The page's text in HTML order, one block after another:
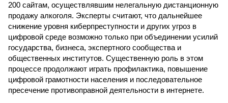
200 сайтам, осуществлявшим нелегальную дистанционную
продажу алкоголя. Эксперты считают, что дальнейшее
снижение уровня киберпреступности и других угроз в
цифровой среде возможно только при объединении усилий
государства, бизнеса, экспертного сообщества и
общественных институтов. Существенную роль в этом
процессе продолжают играть профилактика, повышение
цифровой грамотности населения и последовательное
пресечение противоправной деятельности в интернете.